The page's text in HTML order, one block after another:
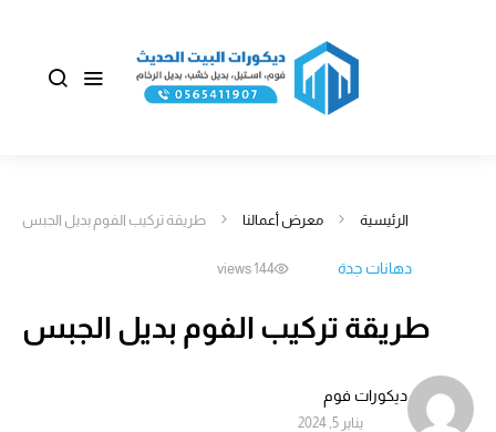
الرئيسية معرض أعمالنا طريقة تركيب الفوم بديل الجبس
دهانات جدة 144 views
طريقة تركيب الفوم بديل الجبس
ديكورات فوم
يناير 5, 2024